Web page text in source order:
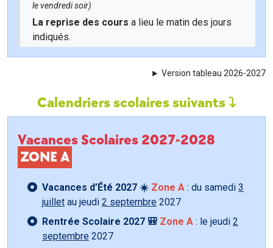
le vendredi soir)
La reprise des cours a lieu le matin des jours
indiqués.
Version tableau 2026-2027
Calendriers scolaires suivants
Vacances Scolaires 2027-2028
ZONE A
Vacances d’Été 2027 ☀️ Zone A : du samedi 3
juillet au jeudi 2 septembre 2027
Rentrée Scolaire 2027 🎒 Zone A : le jeudi 2
septembre 2027